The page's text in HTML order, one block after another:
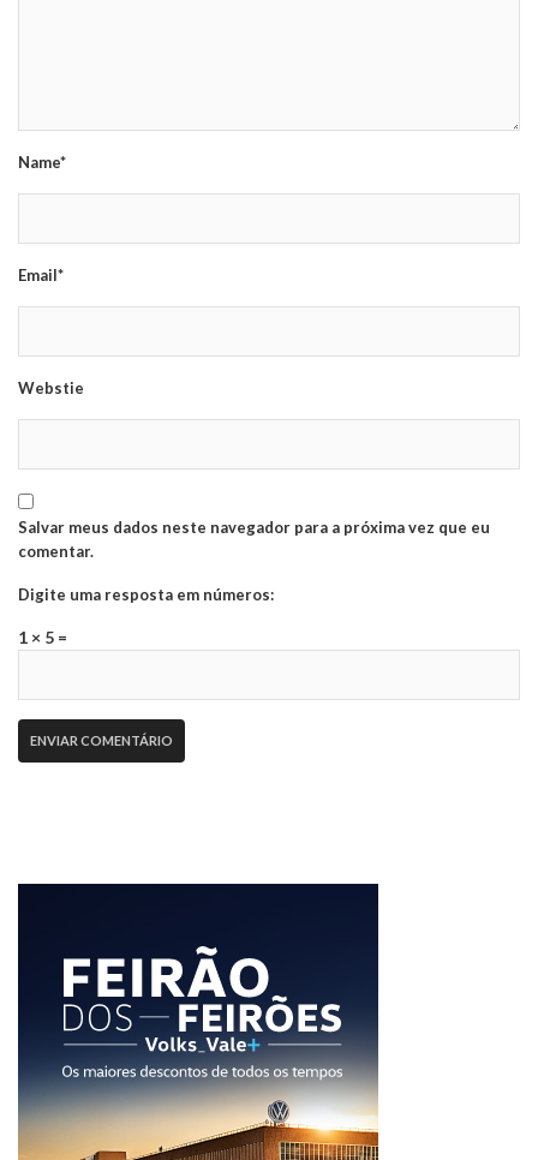
Name*
Email*
Webstie
Salvar meus dados neste navegador para a próxima vez que eu
comentar.
Digite uma resposta em números:
1 × 5 =